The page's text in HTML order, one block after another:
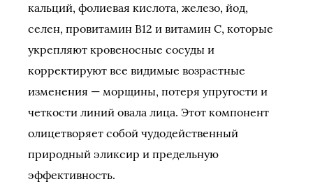
кальций, фолиевая кислота, железо, йод,
селен, провитамин В12 и витамин С, которые
укрепляют кровеносные сосуды и
корректируют все видимые возрастные
изменения — морщины, потеря упругости и
четкости линий овала лица. Этот компонент
олицетворяет собой чудодейственный
природный эликсир и предельную
эффективность.